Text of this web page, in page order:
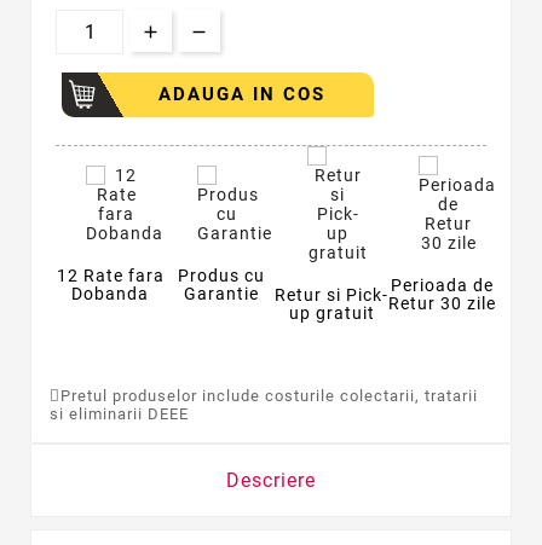
ADAUGA IN COS
12 Rate fara
Dobanda
Produs cu
Garantie
Retur si Pick-
up gratuit
Perioada de
Retur 30 zile
Pretul produselor include costurile colectarii, tratarii
si eliminarii DEEE
Descriere